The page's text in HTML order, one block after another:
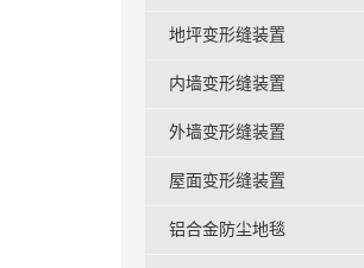
素...
地坪变形缝装置
内墙变形缝装置
外墙变形缝装置
屋面变形缝装置
铝合金防尘地毯